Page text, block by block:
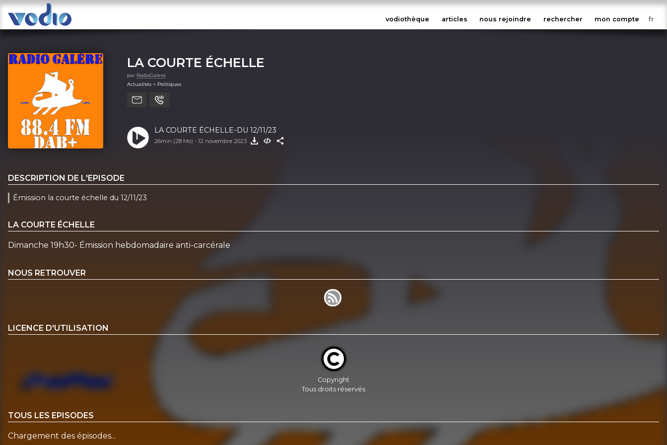
vodiothèque articles nous rejoindre rechercher mon compte
LA COURTE ÉCHELLE
par RadioGalere
Actualités > Politiques
LA COURTE ÉCHELLE-DU 12/11/23
26min (28 Mo) - 12 novembre 2023
DESCRIPTION DE L'EPISODE
Émission la courte échelle du 12/11/23
LA COURTE ÉCHELLE
Dimanche 19h30- Émission hebdomadaire anti-carcérale
NOUS RETROUVER
LICENCE D'UTILISATION
Copyright
Tous droits réservés
TOUS LES EPISODES
Chargement des épisodes...